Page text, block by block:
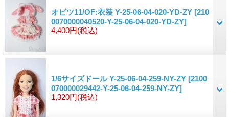
オビツ11/OF:衣装 Y-25-06-04-020-YD-ZY [210
0070000040520-Y-25-06-04-020-YD-ZY]
4,400円(税込)
1/6サイズドール Y-25-06-04-259-NY-ZY [2100
070000029442-Y-25-06-04-259-NY-ZY]
1,320円(税込)